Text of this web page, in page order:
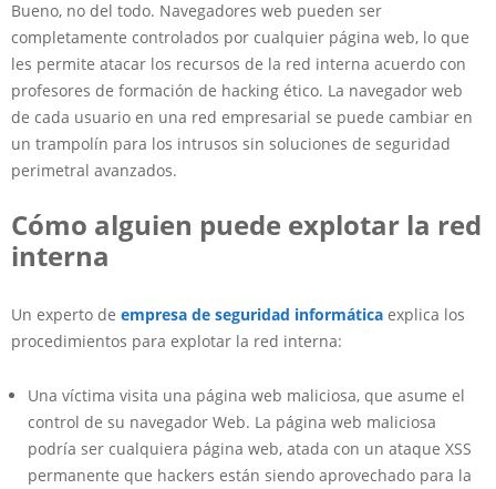
Bueno, no del todo. Navegadores web pueden ser
completamente controlados por cualquier página web, lo que
les permite atacar los recursos de la red interna acuerdo con
profesores de formación de hacking ético. La navegador web
de cada usuario en una red empresarial se puede cambiar en
un trampolín para los intrusos sin soluciones de seguridad
perimetral avanzados.
Cómo alguien puede explotar la red
interna
Un experto de empresa de seguridad informática explica los
procedimientos para explotar la red interna:
Una víctima visita una página web maliciosa, que asume el
control de su navegador Web. La página web maliciosa
podría ser cualquiera página web, atada con un ataque XSS
permanente que hackers están siendo aprovechado para la